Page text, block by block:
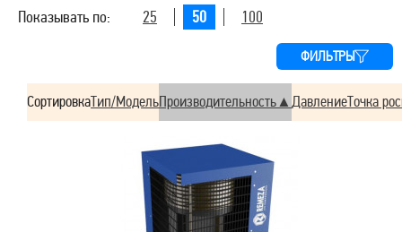
Показывать по: 25 50 100
ФИЛЬТРЫ
СортировкаТип/МодельПроизводительность ДавлениеТочка